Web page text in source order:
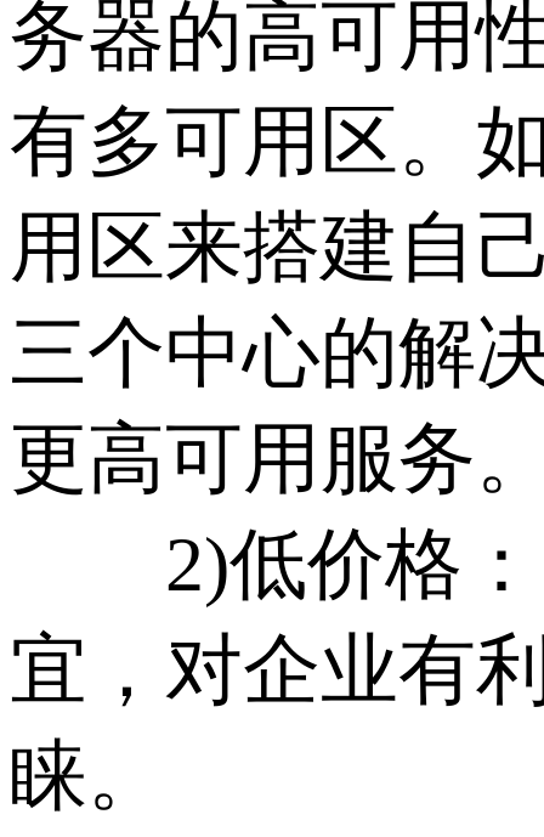
务器的高可用
有多可用区。
用区来搭建自
三个中心的解
更高可用服务
2)低价格：
宜，对企业有
睐。